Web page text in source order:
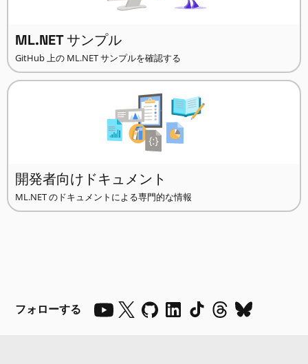
ML.NET サンプル
GitHub 上の ML.NET サンプルを確認する
開発者向けドキュメント
ML.NET のドキュメントによる専門的な情報
フォローする